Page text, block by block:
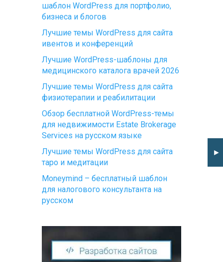
шаблон WordPress для портфолио,
бизнеса и блогов
Лучшие темы WordPress для сайта
ивентов и конференций
Лучшие WordPress-шаблоны для
медицинского каталога врачей 2026
Лучшие темы WordPress для сайта
физиотерапии и реабилитации
Обзор бесплатной WordPress-темы
для недвижимости Estate Brokerage
Services на русском языке
Лучшие темы WordPress для сайта
таро и медитации
Moneymind – бесплатный шаблон
для налогового консультанта на
русском
►